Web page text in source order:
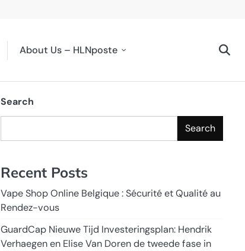
About Us – HLNposte
Search
Search
Recent Posts
Vape Shop Online Belgique : Sécurité et Qualité au
Rendez-vous
GuardCap Nieuwe Tijd Investeringsplan: Hendrik
Verhaegen en Elise Van Doren de tweede fase in